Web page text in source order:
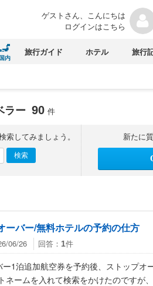
ゲストさん、こんにちは
ログインはこちら
内
旅行ガイド ホテル 旅行
ラー 90 件
してみましょう。 新たに
ーバー/無料ホテルの予約の仕方
06/26 回答： 1件
1泊追加航空券を予約後、ストップオ
ネームを入れて検索をかけたのですが